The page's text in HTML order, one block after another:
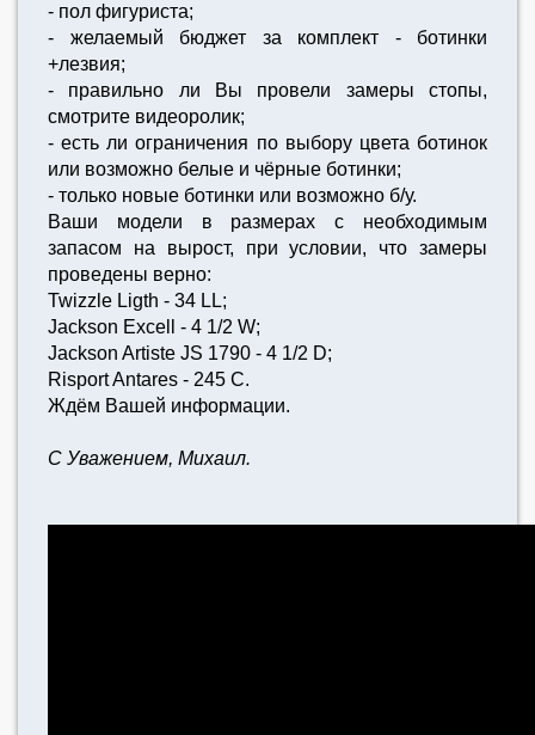
- пол фигуриста;
- желаемый бюджет за комплект - ботинки
+лезвия;
- правильно ли Вы провели замеры стопы,
смотрите видеоролик;
- есть ли ограничения по выбору цвета ботинок
или возможно белые и чёрные ботинки;
- только новые ботинки или возможно б/у.
Ваши модели в размерах с необходимым
запасом на вырост, при условии, что замеры
проведены верно:
Twizzle Ligth - 34 LL;
Jackson Excell - 4 1/2 W;
Jackson Artiste JS 1790 - 4 1/2 D;
Risport Antares - 245 C.
Ждём Вашей информации.
С Уважением, Михаил.